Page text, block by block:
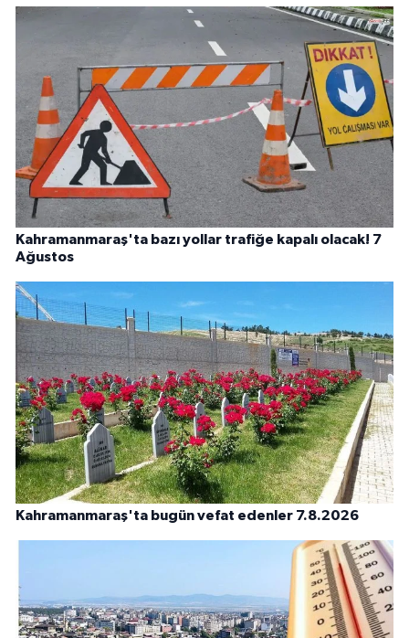
Kahramanmaraş'ta bazı yollar trafiğe kapalı olacak! 7
Ağustos
Kahramanmaraş'ta bugün vefat edenler 7.8.2026